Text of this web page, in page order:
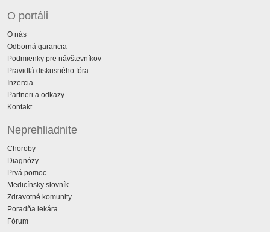
O portáli
O nás
Odborná garancia
Podmienky pre návštevníkov
Pravidlá diskusného fóra
Inzercia
Partneri a odkazy
Kontakt
Neprehliadnite
Choroby
Diagnózy
Prvá pomoc
Medicínsky slovník
Zdravotné komunity
Poradňa lekára
Fórum